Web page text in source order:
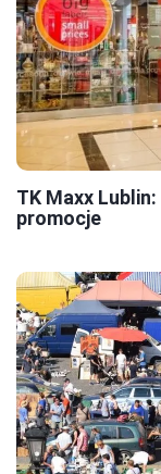
TK Maxx
promocje